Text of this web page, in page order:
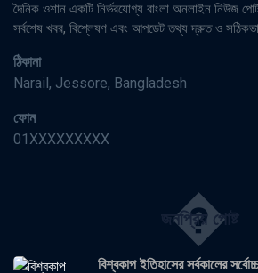
দৈনিক ওশান একটি নির্ভরযোগ্য বাংলা অনলাইন নিউজ
সর্বশেষ খবর, বিশ্লেষণ এবং আপডেট তথ্য দ্রুত ও
ঠিকানা
Narail, Jessore, Bangladesh
ফোন
01XXXXXXXXX
জনপ্রিয় পোষ্ট
�
বিশ্বকাপ ইতিহাসের সর্বকালের